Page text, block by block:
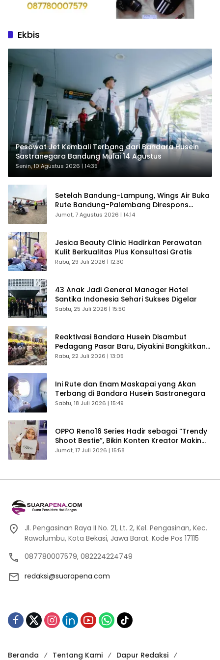
Ekbis
Pesawat Jet Kembali Terbang dari Bandara Husein
Sastranegara Bandung Mulai 14 Agustus
Senin, 10 Agustus 2026 | 14:35
Setelah Bandung-Lampung, Wings Air Buka
Rute Bandung-Palembang Direspons
Langsung Penumpang
Jumat, 7 Agustus 2026 | 14:14
Jesica Beauty Clinic Hadirkan Perawatan
Kulit Berkualitas Plus Konsultasi Gratis
Rabu, 29 Juli 2026 | 12:30
43 Anak Jadi General Manager Hotel
Santika Indonesia Sehari Sukses Digelar
Sabtu, 25 Juli 2026 | 15:50
Reaktivasi Bandara Husein Disambut
Pedagang Pasar Baru, Diyakini Bangkitkan
Kembali Ekonomi Bandung
Rabu, 22 Juli 2026 | 13:05
Ini Rute dan Enam Maskapai yang Akan
Terbang di Bandara Husein Sastranegara
Sabtu, 18 Juli 2026 | 15:49
OPPO Reno16 Series Hadir sebagai “Trendy
Shoot Bestie”, Bikin Konten Kreator Makin
Betah
Jumat, 17 Juli 2026 | 15:58
Jl. Pengasinan Raya II No. 21, Lt. 2, Kel. Pengasinan, Kec.
Rawalumbu, Kota Bekasi, Jawa Barat. Kode Pos 17115
087780007579, 082224224749
redaksi@suarapena.com
Beranda Tentang Kami Dapur Redaksi